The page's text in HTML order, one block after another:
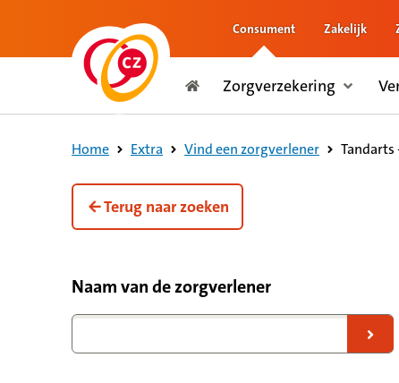
de inhoud
Consument Zakelijk
Consument
Zorgverzekering
Home Extra Vind een zorgverlener Tandarts
Terug naar zoeken
Naar zoekresultaten
Filteropties voor zorgverleners
Naam van de zorgverlener